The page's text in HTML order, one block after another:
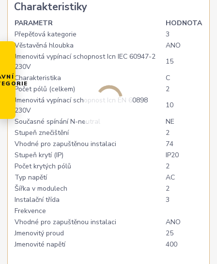
Charakteristiky
PARAMETR
HODNOTA
Přepěťová kategorie
3
Věstavěná hloubka
ANO
Jmenovitá vypínací schopnost Icn IEC 60947-2
230V
15
Charakteristika
C
Počet pólů (celkem)
2
Jmenovitá vypínací schopnost Icn EN 60898
230V
10
Současné spínání N-neutral
NE
Stupeň znečištění
2
Vhodné pro zapuštěnou instalaci
74
Stupeň krytí (IP)
IP20
Počet krytých pólů
2
Typ napětí
AC
Šířka v modulech
2
Instalační třída
3
Frekvence
Vhodné pro zapuštěnou instalaci
ANO
Jmenovitý proud
25
Jmenovité napětí
400